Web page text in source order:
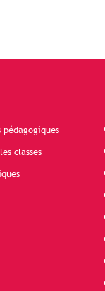
classes